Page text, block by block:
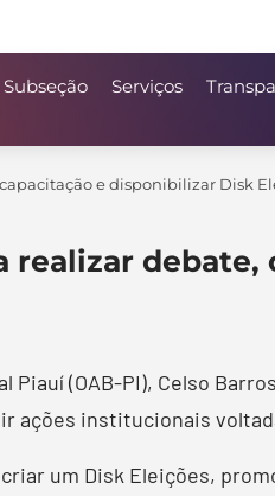
Subseção Serviços
e disponibilizar Disk
realizar
Piauí (OAB-PI), Celso
ações institucionais
um Disk Eleições,